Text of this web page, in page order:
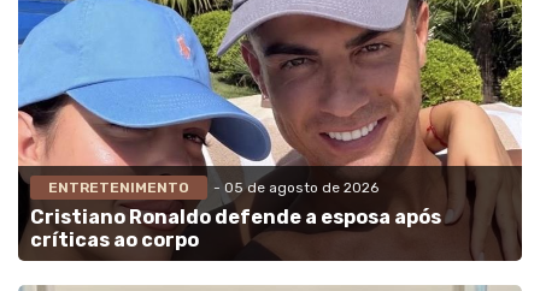
ENTRETENIMENTO - 05 de agosto de 2026
Cristiano Ronaldo defende a esposa após
críticas ao corpo